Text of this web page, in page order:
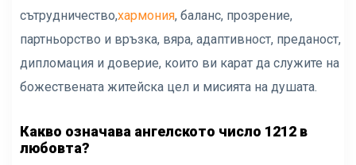
сътрудничество,хармония, баланс, прозрение,
партньорство и връзка, вяра, адаптивност, преданост,
дипломация и доверие, които ви карат да служите на
божествената житейска цел и мисията на душата.
Какво означава ангелското число 1212 в
любовта?